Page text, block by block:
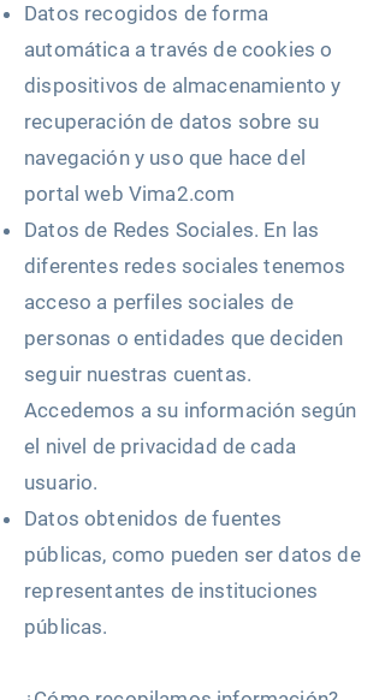
Datos recogidos de forma
automática a través de cookies o
dispositivos de almacenamiento y
recuperación de datos sobre su
navegación y uso que hace del
portal web Vima2.com
Datos de Redes Sociales. En las
diferentes redes sociales tenemos
acceso a perfiles sociales de
personas o entidades que deciden
seguir nuestras cuentas.
Accedemos a su información según
el nivel de privacidad de cada
usuario.
Datos obtenidos de fuentes
públicas, como pueden ser datos de
representantes de instituciones
públicas.